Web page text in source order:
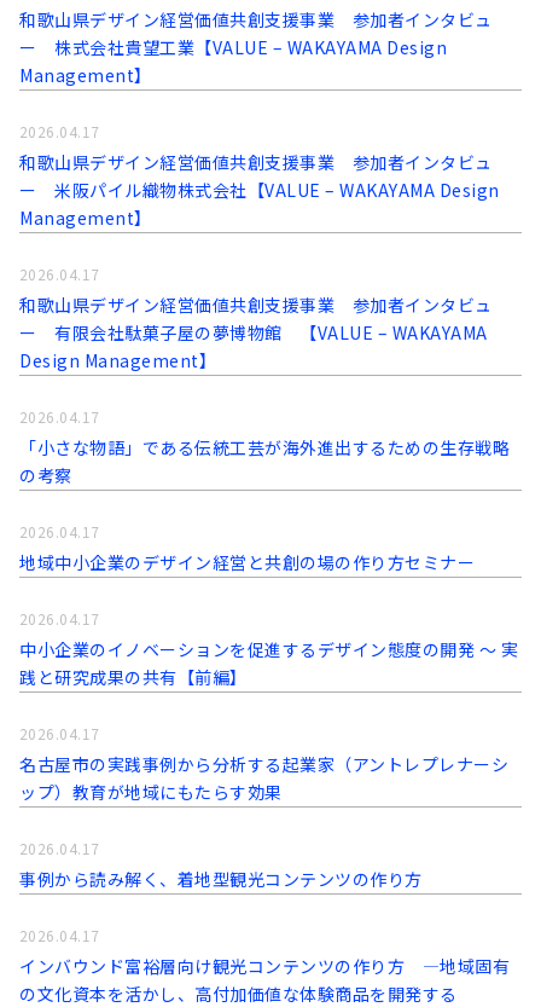
和歌山県デザイン経営価値共創支援事業 参加者インタビュ
ー 株式会社貴望工業【VALUE – WAKAYAMA Design
Management】
和歌山県デザイン経営価値共創支援事業 参加者インタビュ
ー 米阪パイル織物株式会社【VALUE – WAKAYAMA Design
Management】
2026.04.17
和歌山県デザイン経営価値共創支援事業 参加者インタビュ
ー 有限会社駄菓子屋の夢博物館 【VALUE – WAKAYAMA
Design Management】
2026.04.17
「小さな物語」である伝統工芸が海外進出するための生存戦略
の考察
2026.04.17
地域中小企業のデザイン経営と共創の場の作り方セミナー
2026.04.17
中小企業のイノベーションを促進するデザイン態度の開発 〜 実
践と研究成果の共有【前編】
2026.04.17
名古屋市の実践事例から分析する起業家（アントレプレナーシ
ップ）教育が地域にもたらす効果
2026.04.17
事例から読み解く、着地型観光コンテンツの作り方
2026.04.17
インバウンド富裕層向け観光コンテンツの作り方 ―地域固有
の文化資本を活かし、高付加価値な体験商品を開発する
2026.04.17